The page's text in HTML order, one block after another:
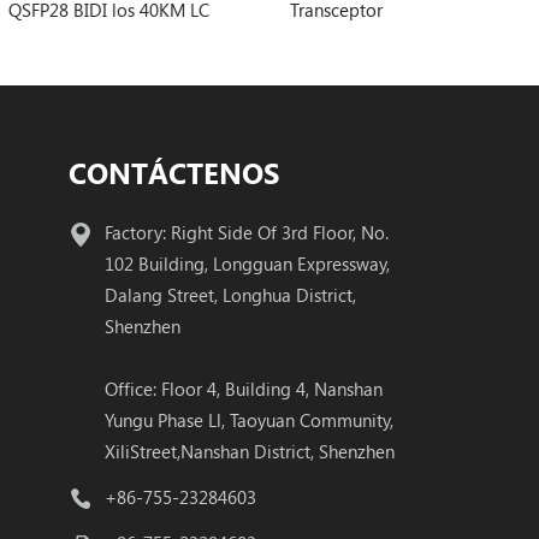
LC
Transceptor
CONTÁCTENOS
Factory: Right Side Of 3rd Floor, No.
102 Building, Longguan Expressway,
Dalang Street, Longhua District,
Shenzhen
Office: Floor 4, Building 4, Nanshan
Yungu Phase Ll, Taoyuan Community,
XiliStreet,Nanshan District, Shenzhen
+86-755-23284603